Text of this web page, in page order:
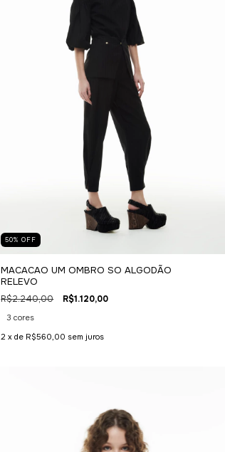
50%OFF
MACACAO UM OMBRO SO ALGODÃO
RELEVO
R$2.240,00 R$1.120,00
3 cores
2 x de R$560,00 sem juros